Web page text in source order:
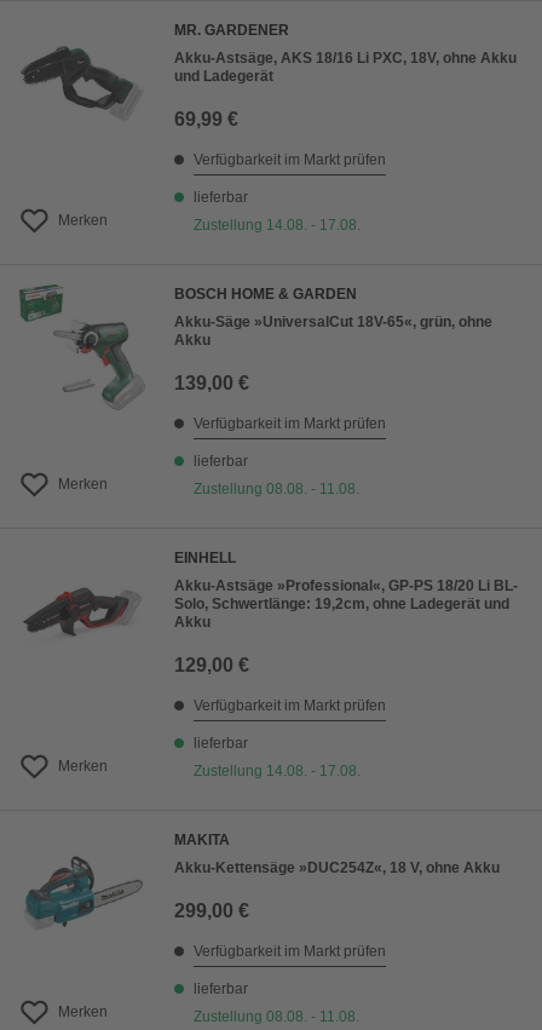
Merken
MR. GARDENER
Akku-Astsäge, AKS 18/16 Li PXC, 18V, ohne Akku
und Ladegerät
69,99 €
Verfügbarkeit im Markt prüfen
lieferbar
Zustellung 14.08. - 17.08.
Merken
BOSCH HOME & GARDEN
Akku-Säge »UniversalCut 18V-65«, grün, ohne
Akku
139,00 €
Verfügbarkeit im Markt prüfen
lieferbar
Zustellung 08.08. - 11.08.
Merken
EINHELL
Akku-Astsäge »Professional«, GP-PS 18/20 Li BL-
Solo, Schwertlänge: 19,2cm, ohne Ladegerät und
Akku
129,00 €
Verfügbarkeit im Markt prüfen
lieferbar
Zustellung 14.08. - 17.08.
Merken
MAKITA
Akku-Kettensäge »DUC254Z«, 18 V, ohne Akku
299,00 €
Verfügbarkeit im Markt prüfen
lieferbar
Zustellung 08.08. - 11.08.